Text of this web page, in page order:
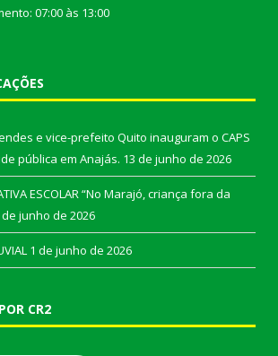
07:00 às 13:00
e vice-prefeito Quito inauguram o CAPS
pública em Anajás. 13 de junho de 2026
ESCOLAR “No Marajó, criança fora da
de junho de 2026
1 de junho de 2026
CR2